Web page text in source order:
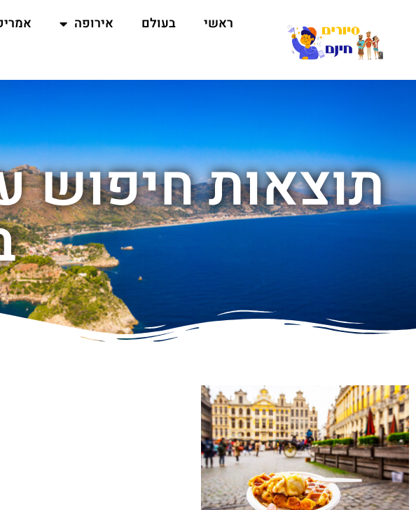
ראשי בעולם אירופה
תוצאות חיפוש